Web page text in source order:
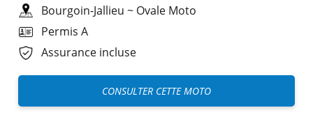
Bourgoin-Jallieu ~ Ovale Moto
Permis A
Assurance incluse
CONSULTER CETTE MOTO